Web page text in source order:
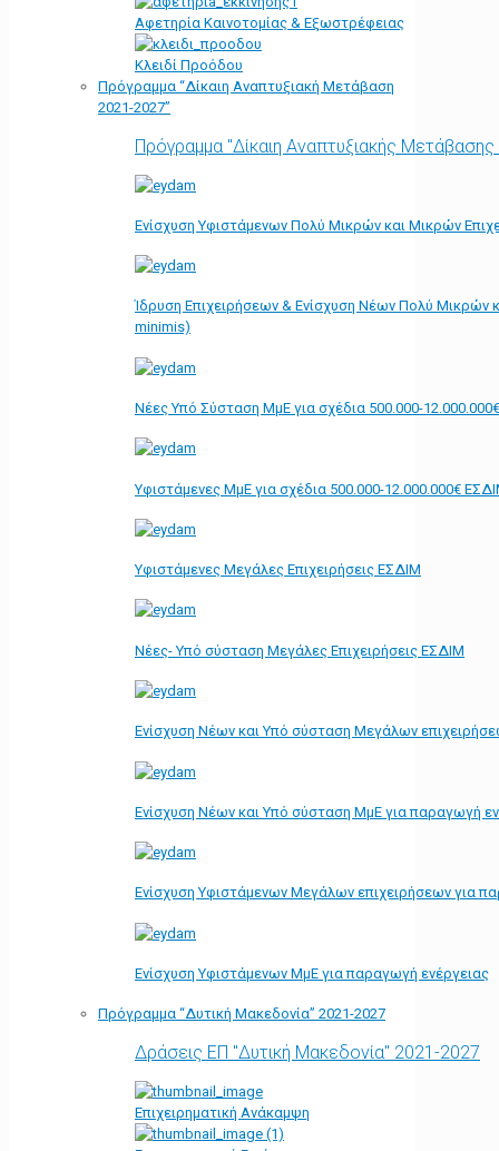
Αφετηρία Kαινοτομίας & Εξωστρέφειας
Κλειδί Προόδου
Πρόγραμμα “Δίκαιη Αναπτυξιακή Μετάβαση
2021-2027”
Πρόγραμμα "Δίκαιη Αναπτυξιακής
Ενίσχυση Υφιστάμενων Πολύ Μικρών και Μικρών
Ίδρυση Επιχειρήσεων & Ενίσχυση Νέων Πολύ Μικρών
minimis)
Νέες Υπό Σύσταση ΜμΕ για σχέδια 500.000-
Υφιστάμενες ΜμΕ για σχέδια 500.000-12.000.000€
Υφιστάμενες Μεγάλες Επιχειρήσεις ΕΣΔΙΜ
Νέες- Υπό σύσταση Μεγάλες Επιχειρήσεις ΕΣΔΙΜ
Ενίσχυση Νέων και Υπό σύσταση Μεγάλων
Ενίσχυση Νέων και Υπό σύσταση ΜμΕ για παραγωγή
Ενίσχυση Υφιστάμενων Μεγάλων επιχειρήσεων για
Ενίσχυση Υφιστάμενων ΜμΕ για παραγωγή ενέργειας
Πρόγραμμα “Δυτική Μακεδονία” 2021-2027
Δράσεις ΕΠ "Δυτική Μακεδονία" 2021-2027
Επιχειρηματική Ανάκαμψη